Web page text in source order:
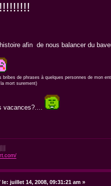
afin de nous balancer du
de phrases à quelques personnes de mon
mort surement)
vacances?....
le: juillet 14, 2008, 09:31:21 am »